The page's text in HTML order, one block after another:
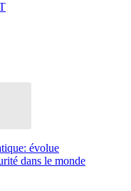
évolue
dans le monde